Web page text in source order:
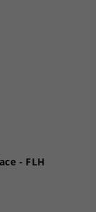
- FLH